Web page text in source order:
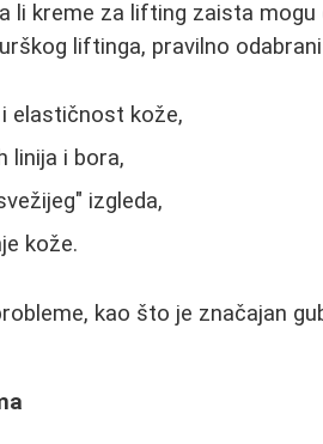
li kreme za lifting zaista
liftinga, pravilno
elastičnost kože,
linija i bora,
izgleda,
kože.
kao što je značajan